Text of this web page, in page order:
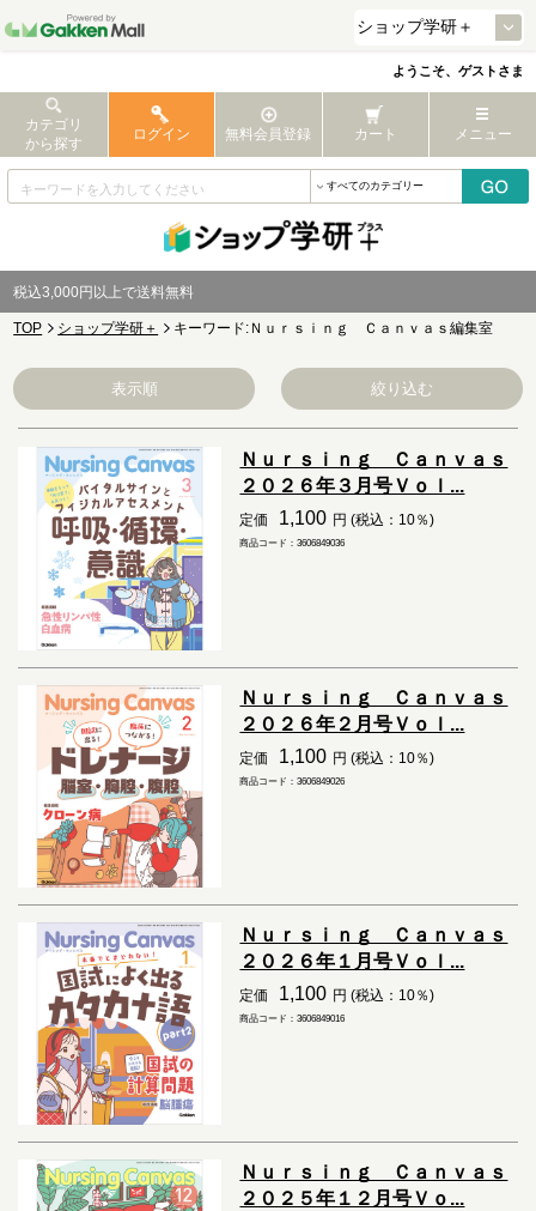
ようこそ、ゲストさま
カテゴリ
から探す
ログイン 無料会員登録 カート メニュー
税込3,000円以上で送料無料
TOP ショップ学研＋ キーワード:Ｎｕｒｓｉｎｇ Ｃａｎｖａｓ編集室
表示順 絞り込む
Ｎｕｒｓｉｎｇ Ｃａｎｖａｓ
２０２６年３月号Ｖｏｌ...
定価 1,100 円 (税込：10％)
商品コード：3606849036
Ｎｕｒｓｉｎｇ Ｃａｎｖａｓ
２０２６年２月号Ｖｏｌ...
定価 1,100 円 (税込：10％)
商品コード：3606849026
Ｎｕｒｓｉｎｇ Ｃａｎｖａｓ
２０２６年１月号Ｖｏｌ...
定価 1,100 円 (税込：10％)
商品コード：3606849016
Ｎｕｒｓｉｎｇ Ｃａｎｖａｓ
２０２５年１２月号Ｖｏ...